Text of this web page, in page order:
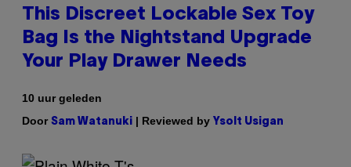
This Discreet Lockable Sex Toy
Bag Is the Nightstand Upgrade
Your Play Drawer Needs
10 uur geleden
Door Sam Watanuki | Reviewed by Ysolt Usigan